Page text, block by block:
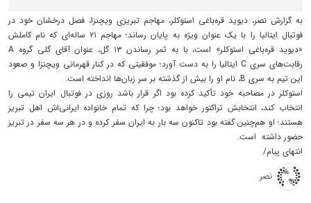
به گزارش نصر، دیوید قره‌باغی استوکلر، مهاجم تبریزی ویچنزا، فصل درخشان خود در
فوتبال ایتالیا را با یک عنوان ویژه به پایان رساند؛ مهاجم ۲۱ ساله‌ای که نام کاملش
«دیوید قره‌باغی استوکلر» است، با به ثمر رساندن ۱۳ گل، عنوان آقای گلی گروه A
رقابت‌های سری C ایتالیا را به دست آورد؛ موفقیتی که در کنار قهرمانی ویچنزا و صعود
این تیم به سری B، نام او را بیش از گذشته بر سر زبان‌ها انداخته است.
استوکلر در مصاحبه خود تأکید کرده بود اگر قرار باشد روزی در فوتبال ایران تیمی را
انتخاب کند، انتخابش تراکتور خواهد بود؛ چرا که تمام خانواده ایرانی‌اش اهل تبریز
هستند؛ او هم‌چنین گفته بود تاکنون سه بار به ایران سفر کرده و در هر سه سفر در تبریز
حضور داشته است.
انتهای پیام/
نصر